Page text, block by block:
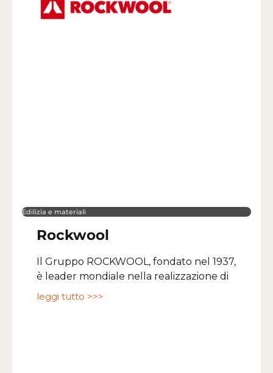
Edilizia e materiali
Rockwool
Il Gruppo ROCKWOOL, fondato nel 1937,
è leader mondiale nella realizzazione di
leggi tutto >>>